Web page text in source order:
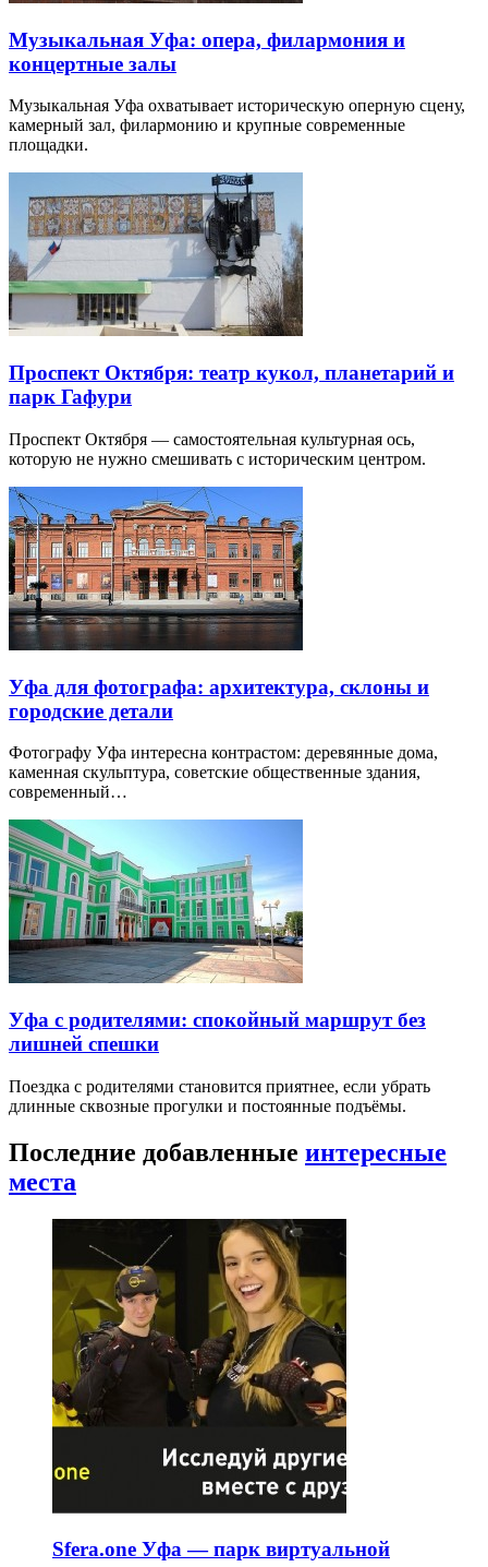
Музыкальная Уфа: опера, филармония и
концертные залы
Музыкальная Уфа охватывает историческую оперную сцену,
камерный зал, филармонию и крупные современные
площадки.
Проспект Октября: театр кукол, планетарий и
парк Гафури
Проспект Октября — самостоятельная культурная ось,
которую не нужно смешивать с историческим центром.
Уфа для фотографа: архитектура, склоны и
городские детали
Фотографу Уфа интересна контрастом: деревянные дома,
каменная скульптура, советские общественные здания,
современный…
Уфа с родителями: спокойный маршрут без
лишней спешки
Поездка с родителями становится приятнее, если убрать
длинные сквозные прогулки и постоянные подъёмы.
Последние добавленные интересные
места
Sfera.one Уфа — парк виртуальной